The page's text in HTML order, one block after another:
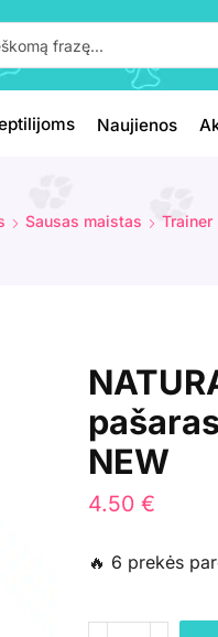
Naujienos
Sausas maistas Trainer
NEW
4.50 €
🔥 6 prekės